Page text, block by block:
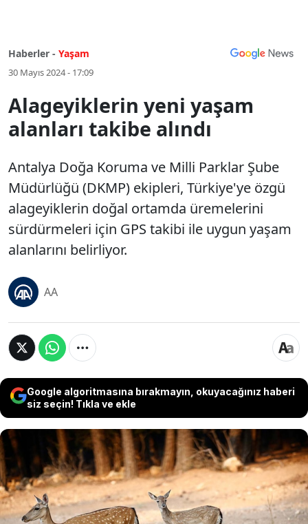
Haberler - Yaşam
30 Mayıs 2024 - 17:09
Alageyiklerin yeni yaşam
alanları takibe alındı
Antalya Doğa Koruma ve Milli Parklar Şube
Müdürlüğü (DKMP) ekipleri, Türkiye'ye özgü
alageyiklerin doğal ortamda üremelerini
sürdürmeleri için GPS takibi ile uygun yaşam
alanlarını belirliyor.
AA
Google algoritmasına bırakmayın, okuyacağınız haberi
siz seçin! Tıkla ve ekle
Antalya Doğa Koruma ve Milli Parklar Şube
Müdürlüğü (DKMP) ekipleri, Türkiye'ye özgü
alageyiklerin doğal ortamda üremelerini